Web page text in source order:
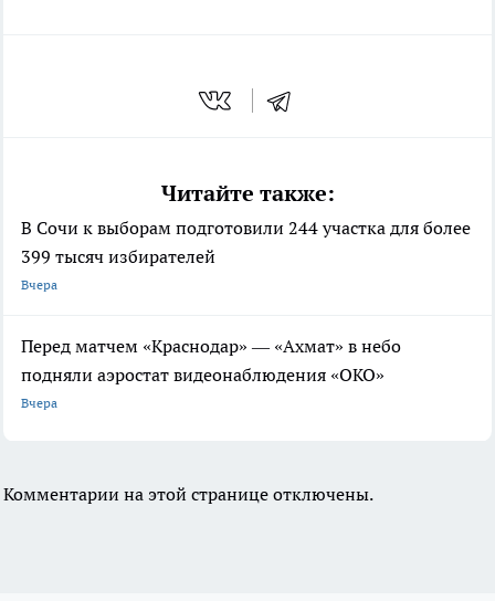
Читайте также:
В Сочи к выборам подготовили 244 участка для более
399 тысяч избирателей
Вчера
Перед матчем «Краснодар» — «Ахмат» в небо
подняли аэростат видеонаблюдения «ОКО»
Вчера
Комментарии на этой странице отключены.